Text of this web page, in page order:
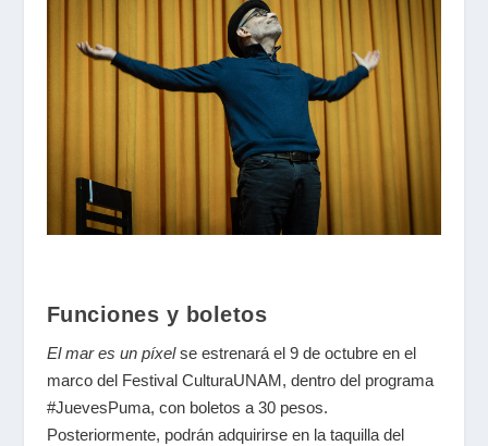
Funciones y boletos
El mar es un píxelse estrenará el 9 de octubre en el
marco del Festival CulturaUNAM, dentro del programa
#JuevesPuma, con boletos a 30 pesos.
Posteriormente, podrán adquirirse en la taquilla del